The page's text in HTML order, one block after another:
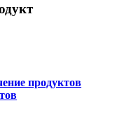
продуктов